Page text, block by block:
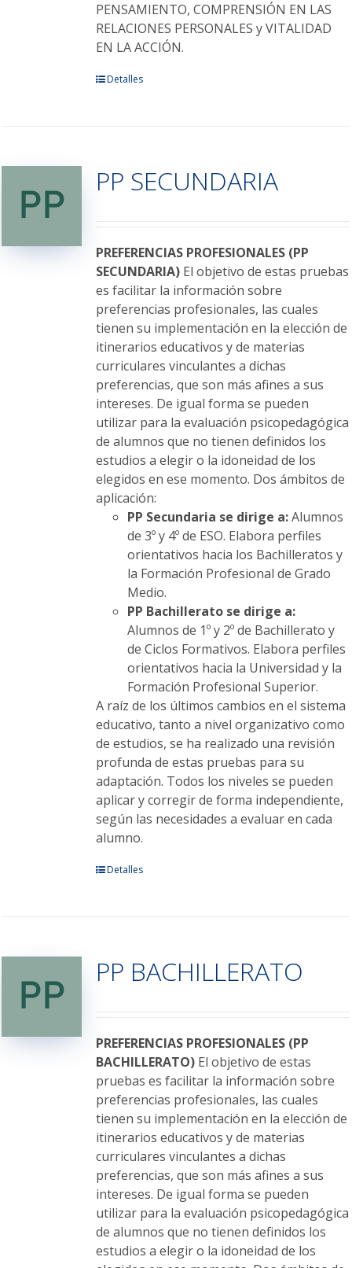
PENSAMIENTO, COMPRENSIÓN EN LAS
RELACIONES PERSONALES y VITALIDAD
EN LA ACCIÓN.
Este
Las
opciones
elegir
en
la
página
de
producto
Detalles
PP SECUNDARIA
PREFERENCIAS PROFESIONALES (PP
SECUNDARIA)El objetivo de estas pruebas
es facilitar la información sobre
preferencias profesionales, las cuales
tienen su implementación en la elección de
itinerarios educativos y de materias
curriculares vinculantes a dichas
preferencias, que son más afines a sus
intereses. De igual forma se pueden
utilizar para la evaluación psicopedagógica
de alumnos que no tienen definidos los
estudios a elegir o la idoneidad de los
elegidos en ese momento. Dos ámbitos de
aplicación:
PP Secundaria se dirige a:Alumnos
de 3º y 4º de ESO. Elabora perfiles
orientativos hacia los Bachilleratos y
la Formación Profesional de Grado
Medio.
PP Bachillerato se dirige a:
Alumnos de 1º y 2º de Bachillerato y
de Ciclos Formativos. Elabora perfiles
orientativos hacia la Universidad y la
Formación Profesional Superior.
A raíz de los últimos cambios en el sistema
educativo, tanto a nivel organizativo como
de estudios, se ha realizado una revisión
profunda de estas pruebas para su
adaptación. Todos los niveles se pueden
aplicar y corregir de forma independiente,
según las necesidades a evaluar en cada
alumno.
Este
Las
opciones
elegir
en
la
página
de
producto
Detalles
PP BACHILLERATO
PREFERENCIAS PROFESIONALES (PP
BACHILLERATO)El objetivo de estas
pruebas es facilitar la información sobre
preferencias profesionales, las cuales
tienen su implementación en la elección de
itinerarios educativos y de materias
curriculares vinculantes a dichas
preferencias, que son más afines a sus
intereses. De igual forma se pueden
utilizar para la evaluación psicopedagógica
de alumnos que no tienen definidos los
estudios a elegir o la idoneidad de los